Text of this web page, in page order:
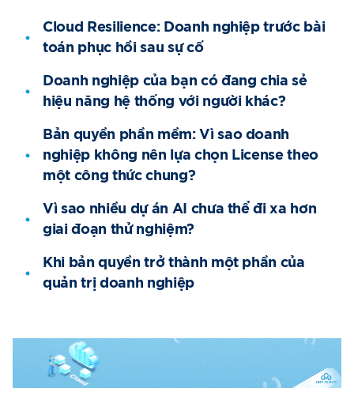
Cloud Resilience: Doanh nghiệp trước bài
toán phục hồi sau sự cố
Doanh nghiệp của bạn có đang chia sẻ
hiệu năng hệ thống với người khác?
Bản quyền phần mềm: Vì sao doanh
nghiệp không nên lựa chọn License theo
một công thức chung?
Vì sao nhiều dự án AI chưa thể đi xa hơn
giai đoạn thử nghiệm?
Khi bản quyền trở thành một phần của
quản trị doanh nghiệp